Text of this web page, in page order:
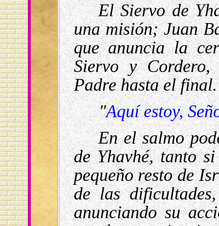
El Siervo de
una misión; Juan
que anuncia la
Siervo y
Padre hasta el final.
"Aquí estoy,
En el salmo
de Yhavhé, tanto
pequeño resto de
de las
anunciando su